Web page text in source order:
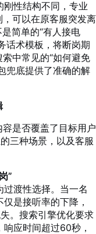
刚性结构不同，专业
可以在原客服突发离
简单的“有人接电
话术模板，将断岗期
中常见的“如何避免
兜底提供了准确的解
是否覆盖了目标用户
三种场景，以及客服
”
渡性选择。当一名
是接听率的下降，
。搜索引擎优化要求
应时间超过60秒，